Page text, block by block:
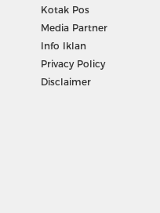
Kotak Pos
Media Partner
Info Iklan
Privacy Policy
Disclaimer